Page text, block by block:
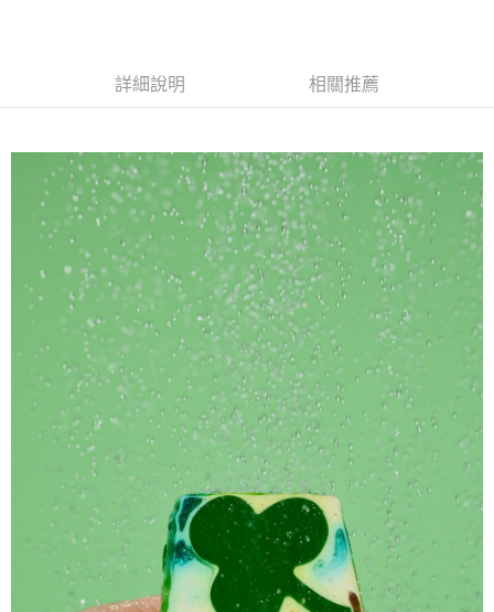
1.分期款項不併入電信帳單，「大哥付你分期」於每月結算日後寄送繳費提
帳／街口支付／iPASS MONEY」等通路繳費。
【注意事項】
1.本服務係由「台灣大哥大股份有限公司」（以下簡稱本公司）所提供，讓
用戶於交易時，得透過本服務購買商品或服務，並由商店將買賣／分期付款
買賣價金債權讓與本公司後，依約使用本公司帳單繳交帳款。
2.基於同意付款使用「大哥付你分期」之契約關係目的，商店將以您的個人
資料（包含姓名、電話或地址）提供予台灣大哥大進項蒐集、處理及利用，
由本公司與您本人進行分期帳單所需資料之確認、核對及更正。
3.完整用戶服務條款，請詳閱以下連結： https://oppay.tw/userRule
２．訂單成立數日內，您將收到繳費通知簡訊。
３．收到繳費通知簡訊後14天內，點擊此簡訊中的連結，可透過四大超商／
ATM／網路銀行／等多元方式進行付款，方視為交易完成。
※ 請注意：結帳手續完成當下不需立刻繳費，但若您需要取消訂單，請聯絡
購買商品的店家。未經商家同意取消之訂單仍視為有效，需透過AFTEE先享
後付繳納相關費用。
※ 交易是否成功請以「AFTEE先享後付 」之結帳頁面顯示為準，若有關於
是否繳費成功／繳費後需取消欲退款等相關疑問，請聯繫「AFTEE先享後付
客戶支援中心」 https://netprotections.freshdesk.com/support/home
【注意事項】
１．透過由恩沛科技股份有限公司提供之「AFTEE先享後付」服務完成之交
易，需依本服務之必要範圍內提供個人資料，並將交易相關給付款項請求債
權轉讓予恩沛科技股份有限公司。
２．關於個人資料處理事宜，請瀏覽以下網址：
https://aftee.tw/terms/#terms3
３．未成年的使用者請事先徵得法定代理人或監護人之同意方可使用
「AFTEE先享後付」，若未經同意申辦者引起之損失，本公司不負相關責
４．使用「AFTEE先享後付」時，將依據個別帳號之用戶狀況，依本公司即
時審查核予不同之上限額度；若仍有額度不足之情形，本公司將視審查結果
請求用戶進行身份認證。
５．嚴禁一人註冊多個帳號或使用他人資訊註冊。若發現惡意使用之情形，
每筆NT$70，滿NT$1,000(含以上)免運費
每筆NT$70，滿NT$1,000(含以上)免運費
宅配
每筆NT$100，滿NT$1,200(含以上)免運費
京站台北店客服中心(1F星巴克旁) 即日起不提供京站紙袋，取件時
請自備購物袋，若需購買紙袋可現場詢問
詳細說明 相關推薦